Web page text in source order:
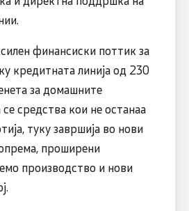
финансиски поттик за
кредитната линија од 230
за домашните
се средства кои не останаа
туку завршија во нови
проширени
производство и нови